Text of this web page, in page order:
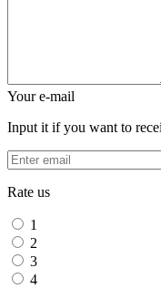
Your e-mail
Input it if you want to
Rate us
1
2
3
4